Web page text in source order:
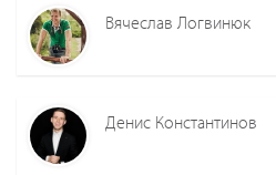
Вячеслав Логвинюк
Денис Константинов